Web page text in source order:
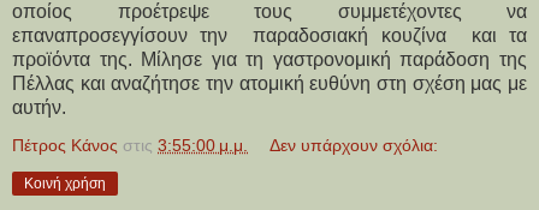
οποίος προέτρεψε τους συμμετέχοντες να
επαναπροσεγγίσουν την παραδοσιακή κουζίνα και τα
προϊόντα της. Μίλησε για τη γαστρονομική παράδοση της
Πέλλας και αναζήτησε την ατομική ευθύνη στη σχέση μας με
αυτήν.
Πέτρος Κάνος στις 3:55:00 μ.μ. Δεν υπάρχουν σχόλια:
Κοινή χρήση